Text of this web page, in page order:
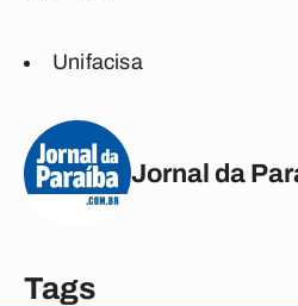
Unifacisa
Jornal da
Tags